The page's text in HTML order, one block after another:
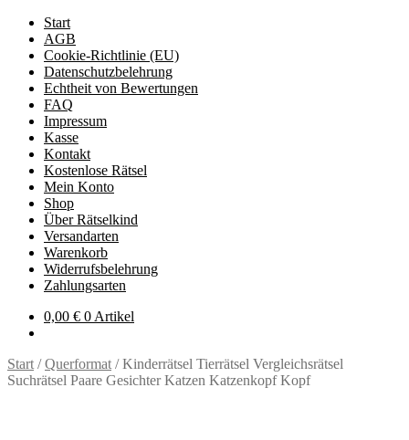
Start
AGB
Cookie-Richtlinie (EU)
Datenschutzbelehrung
Echtheit von Bewertungen
FAQ
Impressum
Kasse
Kontakt
Kostenlose Rätsel
Mein Konto
Shop
Über Rätselkind
Versandarten
Warenkorb
Widerrufsbelehrung
Zahlungsarten
0,00 € 0 Artikel
Start /Querformat /Kinderrätsel Tierrätsel Vergleichsrätsel
Suchrätsel Paare Gesichter Katzen Katzenkopf Kopf